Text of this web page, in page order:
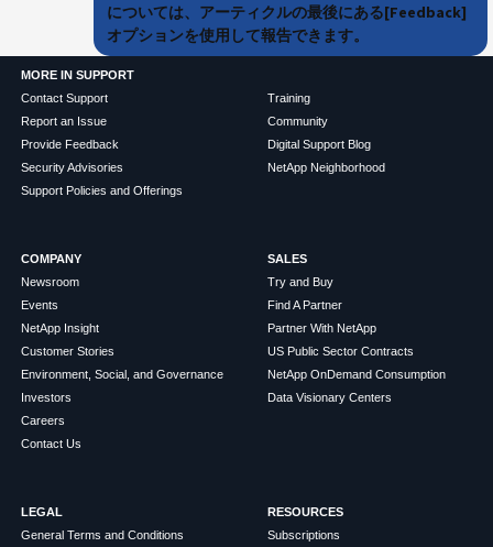
については、アーティクルの最後にある[Feedback]
オプションを使用して報告できます。
MORE IN SUPPORT
Contact Support
Report an Issue
Provide Feedback
Security Advisories
Support Policies and Offerings
Training
Community
Digital Support Blog
NetApp Neighborhood
COMPANY
Newsroom
Events
NetApp Insight
Customer Stories
Environment, Social, and Governance
Investors
Careers
Contact Us
SALES
Try and Buy
Find A Partner
Partner With NetApp
US Public Sector Contracts
NetApp OnDemand Consumption
Data Visionary Centers
LEGAL
General Terms and Conditions
RESOURCES
Subscriptions